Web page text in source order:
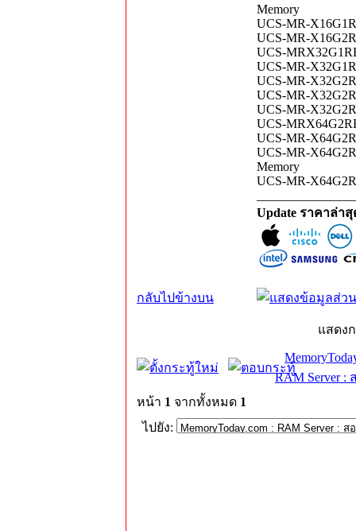
Memory
UCS-MR-
UCS-MR-
UCS-
UCS-MR-
UCS-MR-
UCS-MR-
UCS-MR-
UCS-
UCS-MR-
UCS-MR-
Memory
UCS-MR-
Update ราคาล่า
กลับไปข้างบน
แสดง
RAM Server :
หน้า 1 จากทั้งหมด 1
ไปยัง: